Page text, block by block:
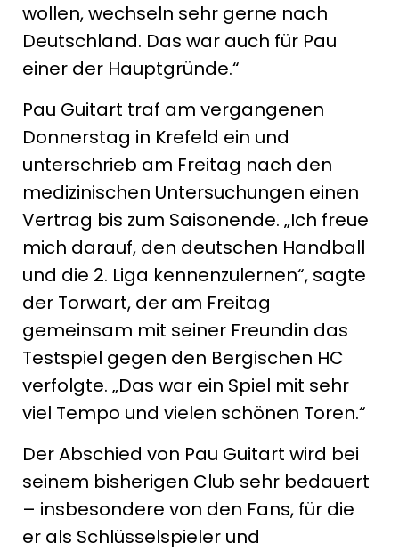
wollen, wechseln sehr gerne nach
Deutschland. Das war auch für Pau
einer der Hauptgründe.“
Pau Guitart traf am vergangenen
Donnerstag in Krefeld ein und
unterschrieb am Freitag nach den
medizinischen Untersuchungen einen
Vertrag bis zum Saisonende. „Ich freue
mich darauf, den deutschen Handball
und die 2. Liga kennenzulernen“, sagte
der Torwart, der am Freitag
gemeinsam mit seiner Freundin das
Testspiel gegen den Bergischen HC
verfolgte. „Das war ein Spiel mit sehr
viel Tempo und vielen schönen Toren.“
Der Abschied von Pau Guitart wird bei
seinem bisherigen Club sehr bedauert
– insbesondere von den Fans, für die
er als Schlüsselspieler und